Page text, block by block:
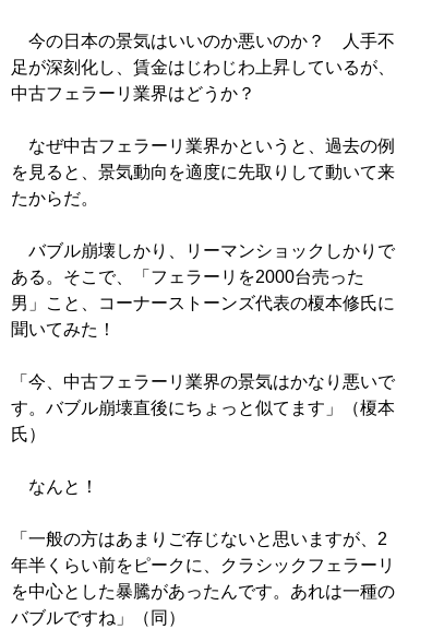
今の日本の景気はいいのか悪いのか？ 人手不
足が深刻化し、賃金はじわじわ上昇しているが、
中古フェラーリ業界はどうか？
なぜ中古フェラーリ業界かというと、過去の例
を見ると、景気動向を適度に先取りして動いて来
たからだ。
バブル崩壊しかり、リーマンショックしかりで
ある。そこで、「フェラーリを2000台売った
男」こと、コーナーストーンズ代表の榎本修氏に
聞いてみた！
「今、中古フェラーリ業界の景気はかなり悪いで
す。バブル崩壊直後にちょっと似てます」（榎本
氏）
なんと！
「一般の方はあまりご存じないと思いますが、2
年半くらい前をピークに、クラシックフェラーリ
を中心とした暴騰があったんです。あれは一種の
バブルですね」（同）